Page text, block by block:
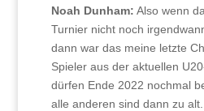
Noah Dunham: Also wenn
Turnier nicht noch
dann war das meine letzte
Spieler aus der aktuellen
dürfen Ende 2022 nochmal
alle anderen sind dann zu alt.